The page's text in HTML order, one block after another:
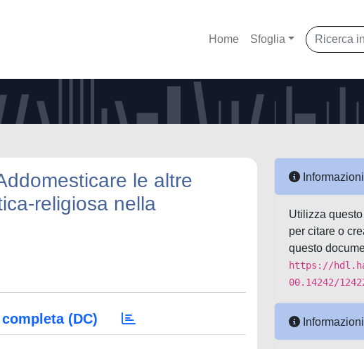
Home Sfoglia
le altre
religiosa nella
(DC)
Informazioni
Utilizza
per citare o
questo
https://
00.14242/
Informazioni